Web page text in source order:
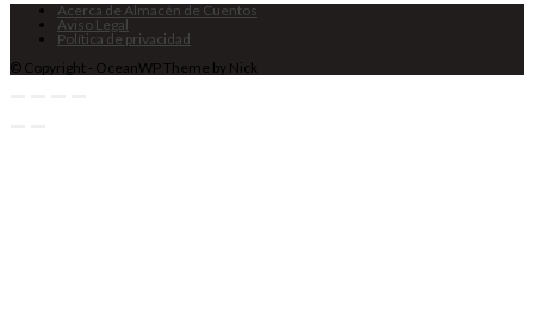
Acerca de Almacén de Cuentos
Aviso Legal
Política de privacidad
© Copyright - OceanWP Theme by Nick